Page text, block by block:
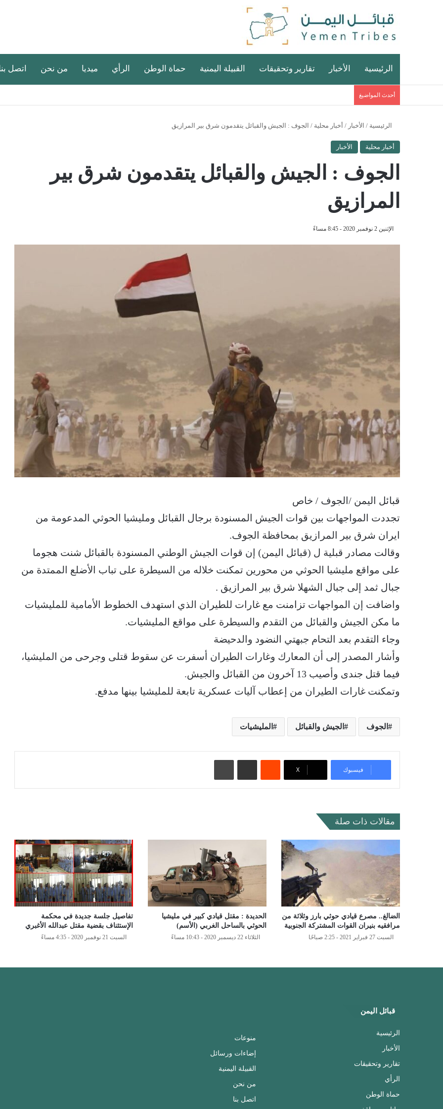
الرئيسية الأخبار تقارير وتحقيقات القبيلة اليمنية حماة الوطن الرأي ميديا من نحن اتصل
أحدث المواضيغ
الرئيسية / الأخبار / أخبار محلية / الجوف : الجيش والقبائل يتقدمون شرق بير المرازيق
أخبار محلية الأخبار
الجوف : الجيش والقبائل يتقدمون شرق بير
المرازيق
الإثنين 2 نوفمبر 2020 - 8:45 مساءً
قبائل اليمن /الجوف / خاص
تجددت المواجهات بين قوات الجيش المسنودة برجال القبائل ومليشيا الحوثي المدعومة من
ايران شرق بير المرازيق بمحافظة الجوف.
وقالت مصادر قبلية ل (قبائل اليمن) إن قوات الجيش الوطني المسنودة بالقبائل شنت هجوما
على مواقع مليشيا الحوثي من محورين تمكنت خلاله من السيطرة على تباب الأضلع الممتدة من
جبال ثمد إلى جبال الشهلا شرق بير المرازيق .
واضافت إن المواجهات تزامنت مع غارات للطيران الذي استهدف الخطوط الأمامية للمليشيات
ما مكن الجيش والقبائل من التقدم والسيطرة على مواقع المليشيات.
وجاء التقدم بعد التحام جبهتي النضود والدحيضة
وأشار المصدر إلى أن المعارك وغارات الطيران أسفرت عن سقوط قتلى وجرحى من المليشيا،
فيما قتل جندى وأصيب 13 آخرون من القبائل والجيش.
وتمكنت غارات الطيران من إعطاب آليات عسكرية تابعة للمليشيا بينها مدفع.
الجوف الجيش والقبائل المليشيات
فيسبوك ‫X
مقالات ذات صلة
الضالغ.. مصرع قيادي حوثي بارز وثلاثة من
مرافقيه بنيران القوات المشتركة الجنوبية
السبت 27 فبراير 2021 - 2:25 صباحًا
الحديدة : مقتل قيادي كبير في مليشيا
الحوثي بالساحل الغربي (الأسم)
الثلاثاء 22 ديسمبر 2020 - 10:43 مساءً
تفاصيل جلسة جديدة في محكمة
الإستئناف بقضية مقتل عبدالله الأغبري
السبت 21 نوفمبر 2020 - 4:35 مساءً
قبائل اليمن
الرئيسية
الأخبار
تقارير وتحقيقات
الرأي
حماة الوطن
منوعات
إضاءات ورسائل
القبيلة اليمنية
من نحن
اتصل بنا